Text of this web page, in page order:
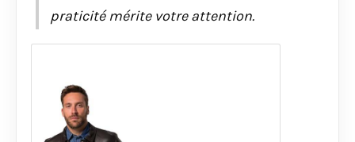
praticité mérite votre attention.